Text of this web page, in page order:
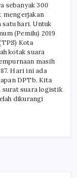
sebanyak 300
mengerjakan
satu hari. Untuk
(Pemilu) 2019
Kota
kotak suara
masih
Hari ini ada
DPTb. Kita
surat suara logistik
dikurangi